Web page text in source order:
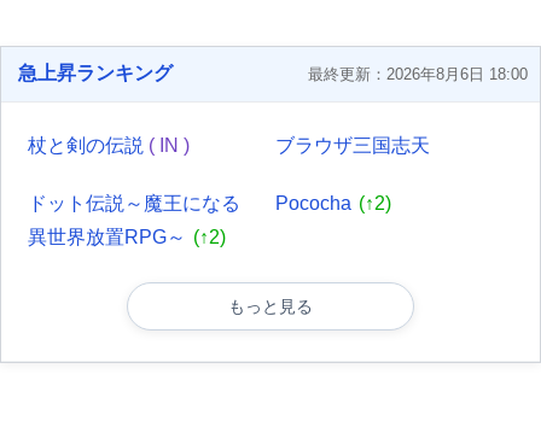
急上昇ランキング 最終更新：2026年8月6日 18:00
杖と剣の伝説 ( IN ) ブラウザ三国志天
ドット伝説～魔王になる
異世界放置RPG～ (↑2)
Pococha (↑2)
もっと見る